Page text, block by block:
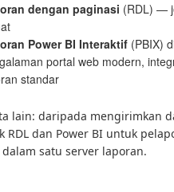
dengan paginasi (RDL) —
Power BI Interaktif (PBIX)
portal web modern,
standar
lain: daripada mengirimkan
RDL dan Power BI untuk
satu server laporan.